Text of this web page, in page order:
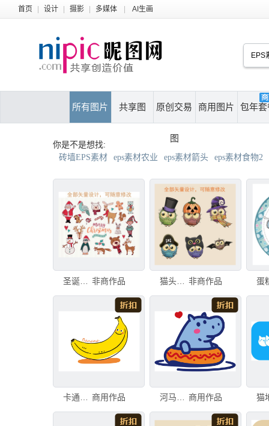
首页 设计 摄影 多媒体 AI生画
所有图片 共享图 原创交易
图
商用图片 包年套
你是不是想找:
砖墙EPS素材 eps素材农业 eps素材箭头 eps素材食物2
非商作品 猫头鹰素材EPS分层 非商作品
卡通香蕉矢量分层素材eps格式手绘插画 商用作品 河马简笔画救生圈分层素材eps格式矢量图 商用作品